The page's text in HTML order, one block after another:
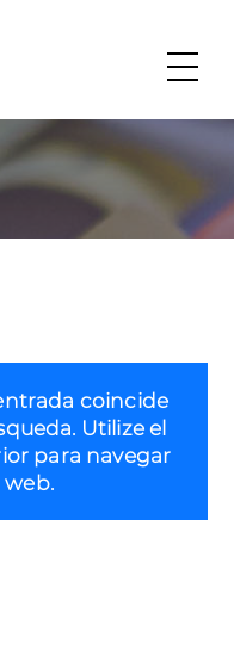
coincide
Utilize el
para navegar